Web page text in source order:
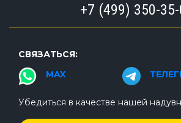
+7 (499) 350-
СВЯЗАТЬСЯ:
MAX
Убедиться в качестве нашей